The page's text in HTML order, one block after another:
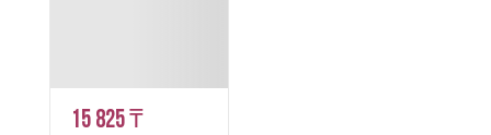
15 825 ₸